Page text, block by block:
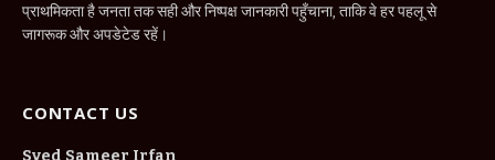
प्राथमिकता है जनता तक सही और निष्पक्ष जानकारी पहुँचाना, ताकि वे हर पहलू से
जागरूक और अपडेटेड रहें।
CONTACT US
Syed Sameer Irfan